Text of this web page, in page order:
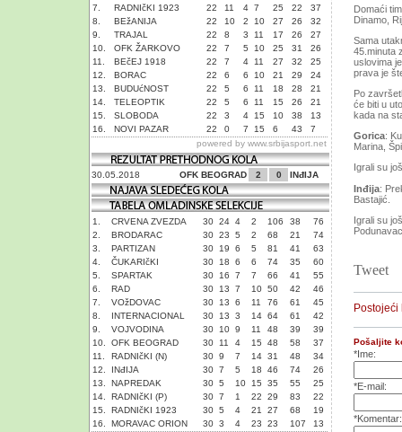
7.
RADNIčKI 1923 22 11 4 7 25 22
37
8.
BEžANIJA 22 10 2 10 27 26
32
9.
TRAJAL 22 8 3 11 17 26
27
10.
OFK ŽARKOVO 22 7 5 10 25 31
26
11.
BEčEJ 1918 22 7 4 11 27 32
25
12.
BORAC 22 6 6 10 21 29
24
13.
BUDUćNOST 22 5 6 11 18 28
21
14.
TELEOPTIK 22 5 6 11 15 26
21
15.
SLOBODA 22 3 4 15 10 38
13
16.
NOVI PAZAR 22 0 7 15 6 43
7
powered by www.srbijasport.net
30.05.2018 OFK BEOGRAD 2 0 INđIJA
1. CRVENA ZVEZDA 30 24 4 2 106 38
76
2.
BRODARAC 30 23 5 2 68 21
74
3.
PARTIZAN 30 19 6 5 81 41
63
4.
ČUKARIčKI 30 18 6 6 74 35
60
5.
SPARTAK 30 16 7 7 66 41
55
6.
RAD 30 13 7 10 50 42
46
7.
VOžDOVAC 30 13 6 11 76 61
45
8.
INTERNACIONAL 30 13 3 14 64 61
42
9.
VOJVODINA 30 10 9 11 48 39
39
10.
OFK BEOGRAD 30 11 4 15 48 58
37
11.
RADNIčKI (N) 30 9 7 14 31 48
34
12.
INđIJA 30 7 5 18 46 74
26
13.
NAPREDAK 30 5 10 15 35 55
25
14.
RADNIčKI (P) 30 7 1 22 29 83
22
15.
RADNIčKI 1923 30 5 4 21 27 68
19
16.
MORAVAC ORION 30 3 4 23 23 107
13
Domaći
Dinamo,
Sama
45.minuta
uslovima
prava je
Po
će biti u
kada na
Gorica:
Marina,
Igrali su
Inđija:
Bastajić.
Igrali su
Tweet
Postojeći
Pošaljite
*Ime:
*E-mail:
*Komentar: